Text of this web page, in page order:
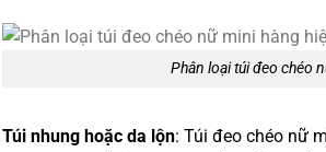
Phân loại túi đeo chéo
Túi nhung hoặc da lộn: Túi đeo chéo nữ